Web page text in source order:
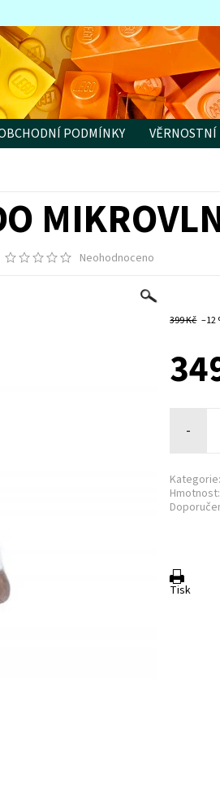
PODMÍNKY VĚRNOSTNÍ
Neohodnoceno
399 Kč –12
-
Kategorie:
Hmotnost:
Tisk